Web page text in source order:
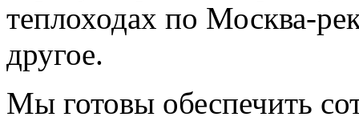
теплоходах по Москва-
другое.
Мы готовы обеспечить